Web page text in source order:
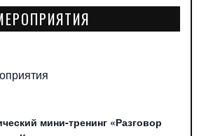
мини-тренинг «Разговор